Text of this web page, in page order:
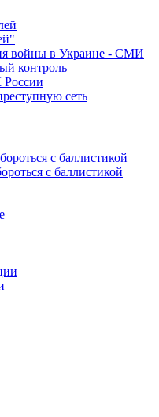
войны в Украине - СМИ
контроль
сеть
с баллистикой